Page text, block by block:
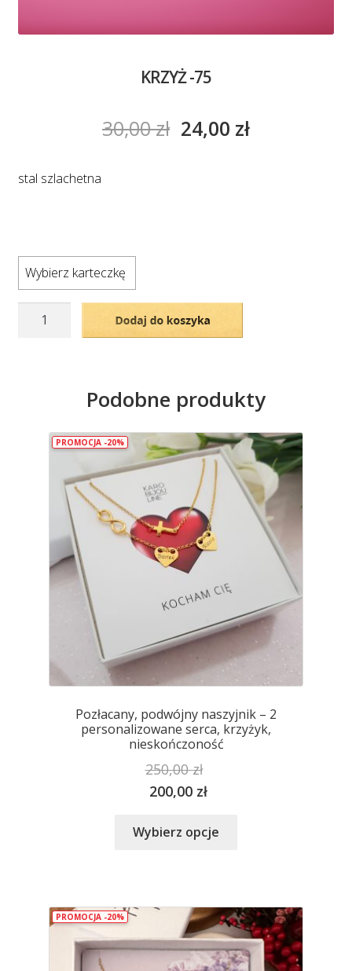
KRZYŻ -75
30,00zł 24,00 zł
stal szlachetna
Wybierz karteczkę
Dodaj do koszyka
Podobne produkty
PROMOCJA -20%
Pozłacany, podwójny naszyjnik – 2
personalizowane serca, krzyżyk,
nieskończoność
250,00zł
200,00 zł
Wybierz opcje
Opcje
można
wybrać
PROMOCJA -20%